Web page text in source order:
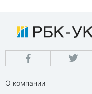
О компании